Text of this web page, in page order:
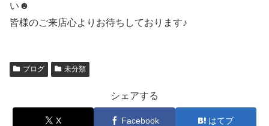
い☻
皆様のご来店心よりお待ちしております♪
ブログ 未分類
シェアする
X Facebook はてブ